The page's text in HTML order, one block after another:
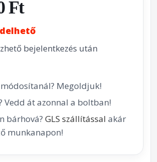
Ft
bejelentkezés után
Megoldjuk!
Vedd át azonnal a boltban!
bárhová? GLS szállítással akár
munkanapon!